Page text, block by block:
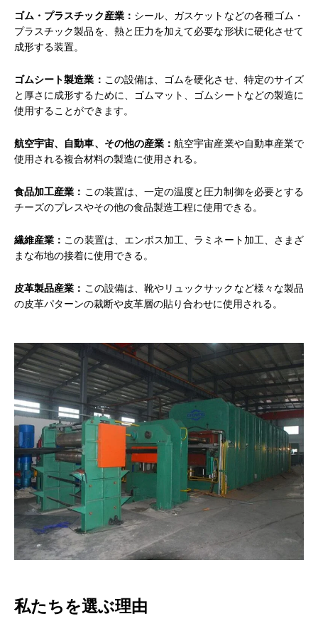
ゴム・プラスチック産業： シール、ガスケットなどの各種ゴム・
プラスチック製品を、熱と圧力を加えて必要な形状に硬化させて
成形する装置。
ゴムシート製造業： この設備は、ゴムを硬化させ、特定のサイズ
と厚さに成形するために、ゴムマット、ゴムシートなどの製造に
使用することができます。
航空宇宙、自動車、その他の産業：航空宇宙産業や自動車産業で
使用される複合材料の製造に使用される。
食品加工産業： この装置は、一定の温度と圧力制御を必要とする
チーズのプレスやその他の食品製造工程に使用できる。
繊維産業： この装置は、エンボス加工、ラミネート加工、さまざ
まな布地の接着に使用できる。
皮革製品産業： この設備は、靴やリュックサックなど様々な製品
の皮革パターンの裁断や皮革層の貼り合わせに使用される。
私たちを選ぶ理由